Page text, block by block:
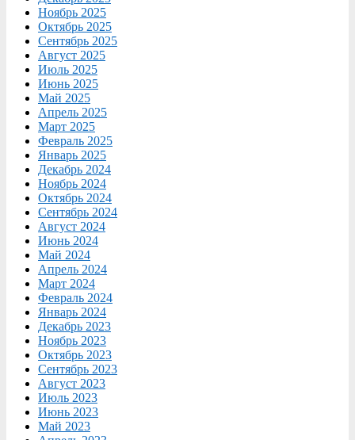
Ноябрь 2025
Октябрь 2025
Сентябрь 2025
Август 2025
Июль 2025
Июнь 2025
Май 2025
Апрель 2025
Март 2025
Февраль 2025
Январь 2025
Декабрь 2024
Ноябрь 2024
Октябрь 2024
Сентябрь 2024
Август 2024
Июнь 2024
Май 2024
Апрель 2024
Март 2024
Февраль 2024
Январь 2024
Декабрь 2023
Ноябрь 2023
Октябрь 2023
Сентябрь 2023
Август 2023
Июль 2023
Июнь 2023
Май 2023